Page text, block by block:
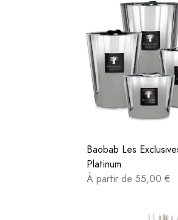
Baobab Les
Platinum
À partir de 55,00 €